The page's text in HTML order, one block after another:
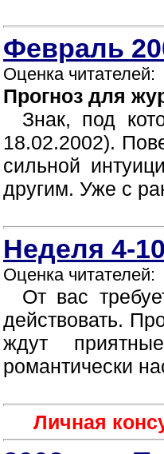
Февраль
Оценка читателей:
Прогноз для
Знак, под
18.02.2002).
сильной
другим. Уже с
Неделя 4-
Оценка читателей:
От вас
действовать.
ждут
романтически
Личная